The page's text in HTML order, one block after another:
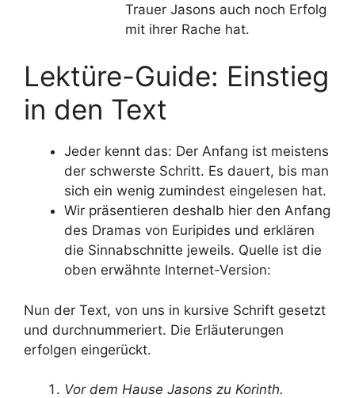
Trauer Jasons auch noch Erfolg
mit ihrer Rache hat.
Lektüre-Guide: Einstieg
in den Text
Jeder kennt das: Der Anfang ist meistens
der schwerste Schritt. Es dauert, bis man
sich ein wenig zumindest eingelesen hat.
Wir präsentieren deshalb hier den Anfang
des Dramas von Euripides und erklären
die Sinnabschnitte jeweils. Quelle ist die
oben erwähnte Internet-Version:
Nun der Text, von uns in kursive Schrift gesetzt
und durchnummeriert. Die Erläuterungen
erfolgen eingerückt.
Vor dem Hause Jasons zu Korinth.